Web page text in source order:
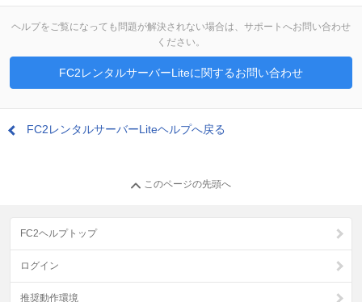
ヘルプをご覧になっても問題が解決されない場合は、サポートへお問い合わせ
ください。
FC2レンタルサーバーLiteに関するお問い合わせ
FC2レンタルサーバーLiteヘルプへ戻る
このページの先頭へ
FC2ヘルプトップ
ログイン
推奨動作環境